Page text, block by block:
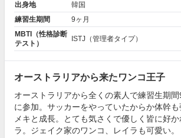
出身地
韓国
練習生期間
9ヶ月
MBTI（性格診断
テスト）
ISTJ（管理者タイプ）
オーストラリアから来たワンコ王子
オーストラリアから全くの素人で練習生期
に参加。サッカーをやっていたからか体幹
メキと成長。とても気さくで優しく皆に好
ラ。ジェイク家のワンコ、レイラも可愛い。